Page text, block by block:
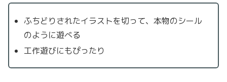
ふちどりされたイラストを切って、本物のシール
のように遊べる
工作遊びにもぴったり